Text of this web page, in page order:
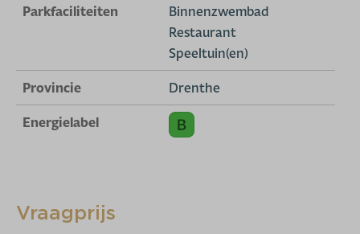
Parkfaciliteiten
Binnenzwembad
Restaurant
Speeltuin(en)
Provincie
Drenthe
Energielabel
Vraagprijs